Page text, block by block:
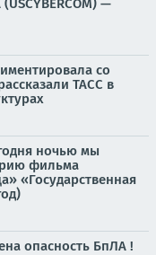
—
со
ТАСС в
ночью мы
фильма
«Государственная
опасность БпЛА !